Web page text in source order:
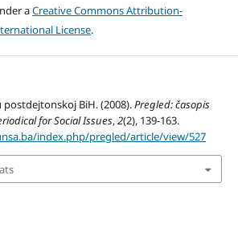
aCreative Commons Attribution-
License.
BiH. (2008).Pregled: časopis
for Social Issues,2(2), 139-163.
index.php/pregled/article/view/527